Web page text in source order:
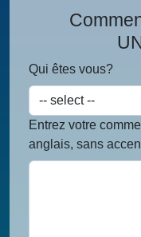
Qui êtes vous?
Entrez votre
anglais, sans